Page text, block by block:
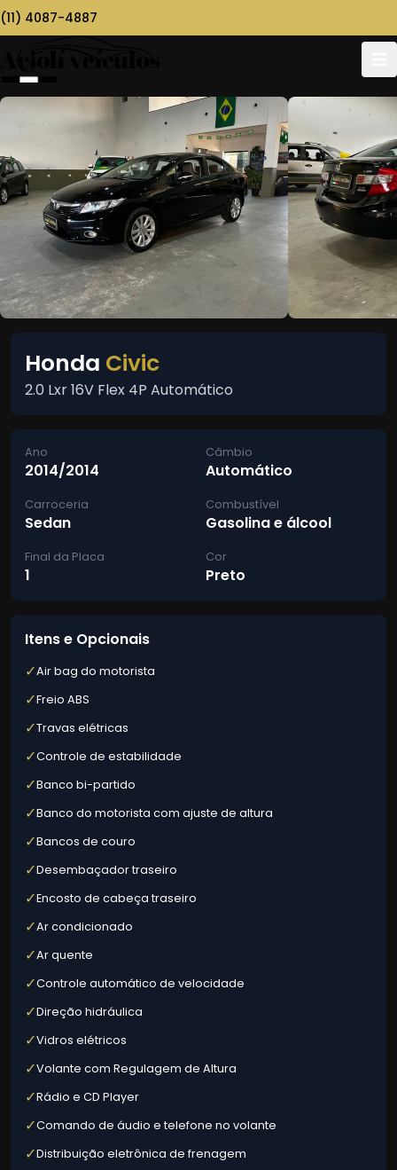
(11) 4087-4887
Honda Civic
2.0 Lxr 16V Flex 4P Automático
Ano
2014/2014
Câmbio
Automático
Carroceria
Sedan
Combustível
Gasolina e álcool
Final da Placa
1
Cor
Preto
Itens e Opcionais
✓Air bag do motorista
✓Freio ABS
✓Travas elétricas
✓Controle de estabilidade
✓Banco bi-partido
✓Banco do motorista com ajuste de altura
✓Bancos de couro
✓Desembaçador traseiro
✓Encosto de cabeça traseiro
✓Ar condicionado
✓Ar quente
✓Controle automático de velocidade
✓Direção hidráulica
✓Vidros elétricos
✓Volante com Regulagem de Altura
✓Rádio e CD Player
✓Comando de áudio e telefone no volante
✓Distribuição eletrônica de frenagem